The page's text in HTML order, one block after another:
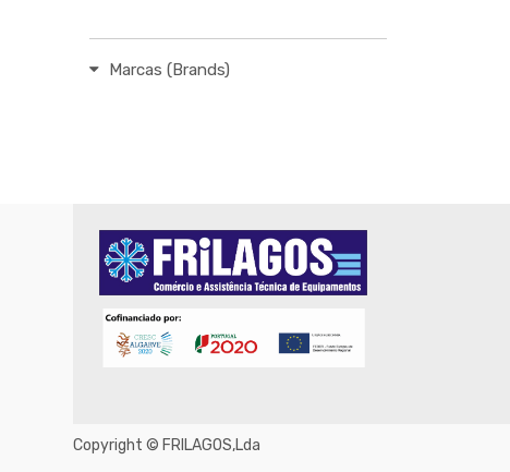
Marcas (Brands)
Copyright © FRILAGOS,Lda